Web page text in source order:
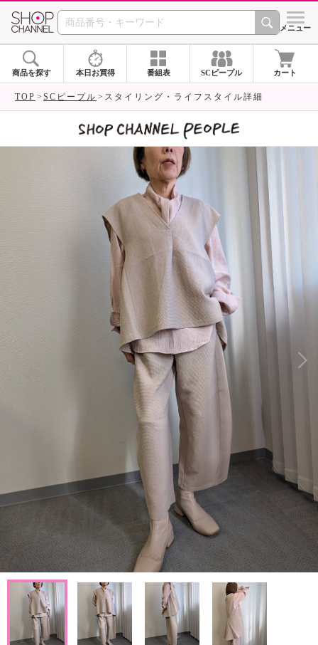
SHOP CHANNEL シメニュー
商品を探す 本日お買得 番組表 SCピープル カート
TOP SCピープル スタイリング・ライフスタイル詳細